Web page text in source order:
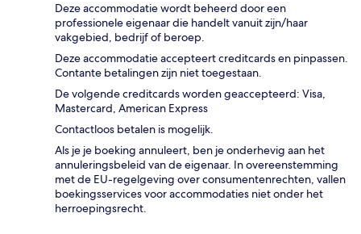
Deze accommodatie wordt beheerd door een
professionele eigenaar die handelt vanuit zijn/haar
vakgebied, bedrijf of beroep.
Deze accommodatie accepteert creditcards en pinpassen.
Contante betalingen zijn niet toegestaan.
De volgende creditcards worden geaccepteerd: Visa,
Mastercard, American Express
Contactloos betalen is mogelijk.
Als je je boeking annuleert, ben je onderhevig aan het
annuleringsbeleid van de eigenaar. In overeenstemming
met de EU-regelgeving over consumentenrechten, vallen
boekingsservices voor accommodaties niet onder het
herroepingsrecht.